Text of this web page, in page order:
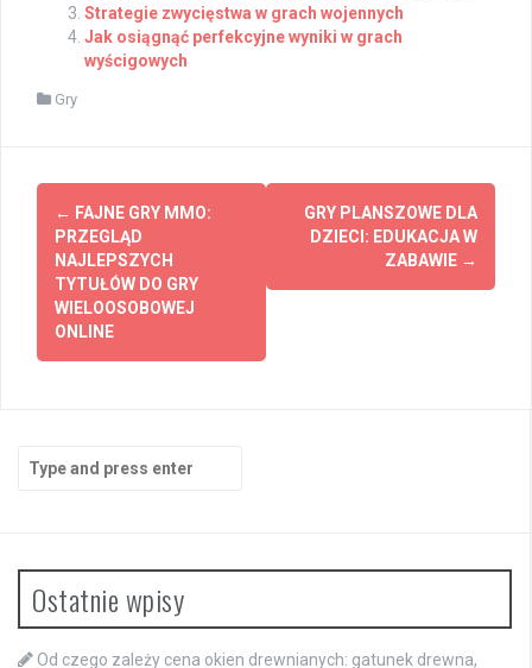
Strategie zwycięstwa w grach wojennych
Jak osiągnąć perfekcyjne wyniki w grach
wyścigowych
Gry
Post
navigation
← FAJNE GRY MMO:
PRZEGLĄD
NAJLEPSZYCH
TYTUŁÓW DO GRY
WIELOOSOBOWEJ
ONLINE
GRY PLANSZOWE DLA
DZIECI: EDUKACJA W
ZABAWIE →
for:
Ostatnie wpisy
Od czego zależy cena okien drewnianych: gatunek drewna,